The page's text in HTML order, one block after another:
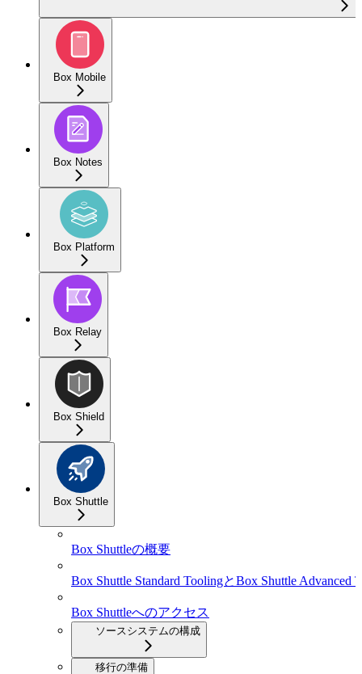
Box Mobile
Box Notes
Box Platform
Box Relay
Box Shield
Box Shuttle
Box Shuttleの概要
Box Shuttle Standard ToolingとBox Shuttle Advanced
Box Shuttleへのアクセス
ソースシステムの構成
移行の準備